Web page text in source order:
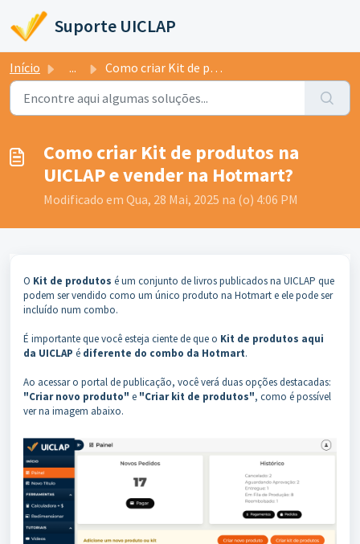
Ir para o conteúdo principal
Suporte UICLAP
Início ... Como criar Kit de produtos na UICLAP e vender na Hotmart?
Como criar Kit de produtos na
UICLAP e vender na Hotmart?
Modificado em Qua, 28 Mai, 2025 na (o) 4:06 PM
O Kit de produtos é um conjunto de livros publicados na UICLAP que
podem ser vendido como um único produto na Hotmart e ele pode ser
incluído num combo.
É importante que você esteja ciente de que o Kit de produtos aqui
da UICLAP é diferente do combo da Hotmart.
Ao acessar o portal de publicação, você verá duas opções destacadas:
"Criar novo produto" e "Criar kit de produtos", como é possível
ver na imagem abaixo.